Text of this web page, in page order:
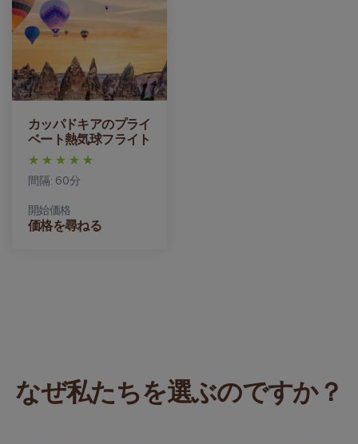
カッパドキアのプライ
ベート熱気球フライト
間隔: 60分
開始価格
価格を尋ねる
なぜ私たちを選ぶのですか？